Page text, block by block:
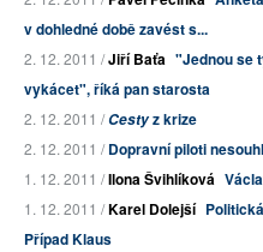
v dohledné době zavést s...
2. 12. 2011 /Jiří Baťa "Jednou se
vykácet", říká pan starosta
2. 12. 2011 /Cestyz krize
2. 12. 2011 /Dopravní piloti
1. 12. 2011 /Ilona Švihlíková
1. 12. 2011 /Karel Dolejší
Případ Klaus